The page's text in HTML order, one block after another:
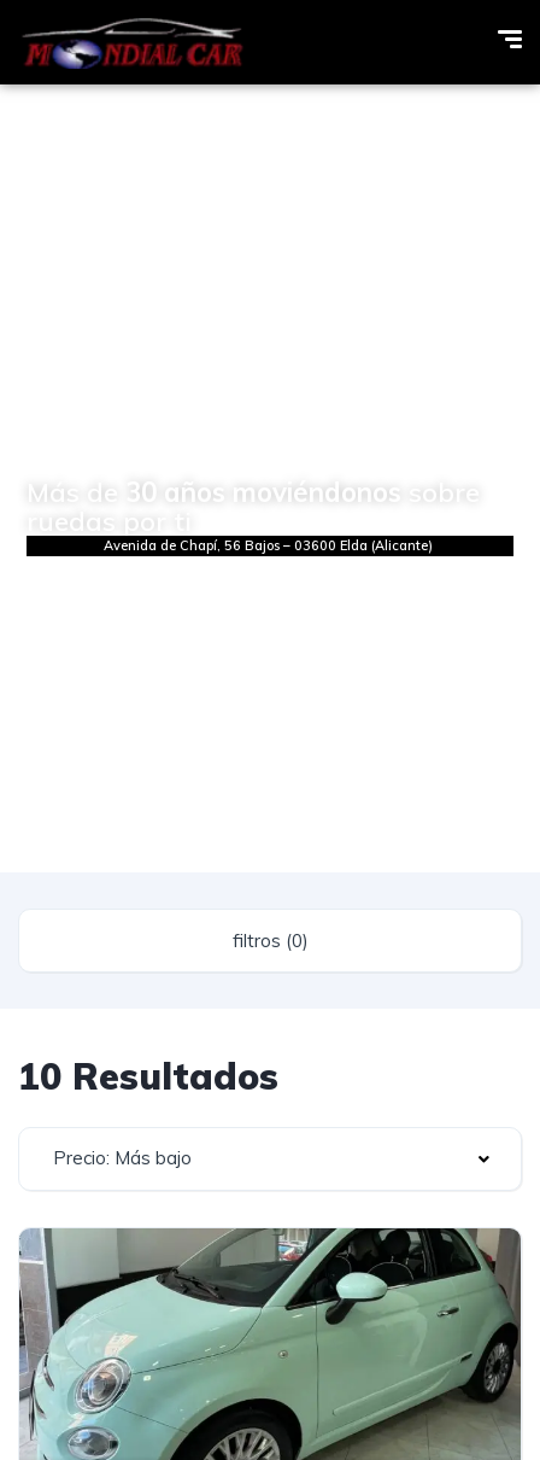
Más de 30 años moviéndonos
sobre
ruedas por ti
Avenida de Chapí, 56 Bajos – 03600 Elda (Alicante)
filtros (0)
10 Resultados
Precio: Más bajo